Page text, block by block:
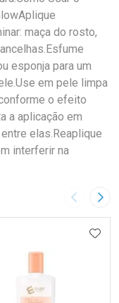
maça do rosto,
esponja para um
em pele limpa
o efeito
a aplicação em
elas.Reaplique
interferir na
Imagem
AOS FAVORITOS